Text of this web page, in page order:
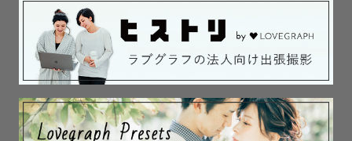
前にご連絡をお願いいたします！
１枠のご依頼が10名様までとなっており、11名様以上にな
る場合オプションが必要になります。
また撮影場所によっては申請が必要な場合や、別途申請料
が必要な場合がございます。
お手続き等はゲスト様にお願いしております。